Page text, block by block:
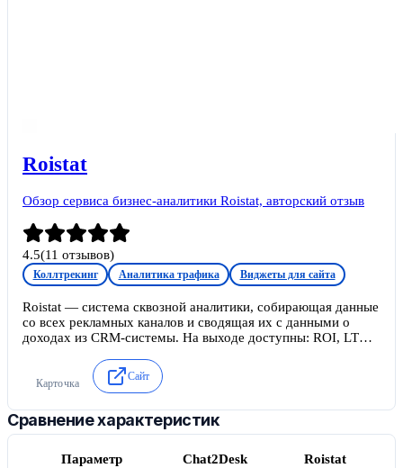
Roistat
Обзор сервиса бизнес-аналитики Roistat, авторский отзыв
4.5(11 отзывов)
Коллтрекинг Аналитика трафика Виджеты для сайта
Roistat — система сквозной аналитики, собирающая данные
со всех рекламных каналов и сводящая их с данными о
доходах из CRM-системы. На выходе доступны: ROI, LTV и
Е-меил трекинг, сотни интеграций с виджетами, CMS, CRM
и другими системами аналитики.Доступен бид-менеджер и
Карточка
Сайт
Сравнение характеристик
Параметр Chat2Desk
Roistat